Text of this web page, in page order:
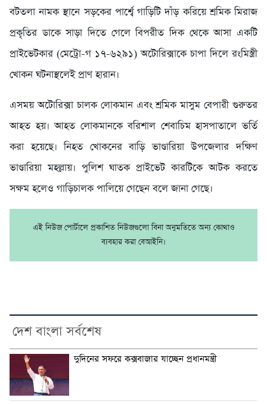
বটতলা নামক স্থানে সড়কের পার্শ্বে গাড়িটি দাঁড় করিয়ে শ্রমিক মিরাজ
প্রকৃতির ডাকে সাড়া দিতে গেলে বিপরীত দিক থেকে আসা একটি
প্রাইভেটকার (মেট্রো-গ ১৭-৬২৯১) অটোরিক্সাকে চাপা দিলে রংমিস্ত্রী
খোকন ঘটনাস্থলেই প্রাণ হারান।
এসময় অটোরিক্সা চালক লোকমান এবং শ্রমিক মাসুম বেপারী গুরুতর
আহত হয়। আহত লোকমানকে বরিশাল শেবাচিম হাসপাতালে ভর্তি
করা হয়েছে। নিহত খোকনের বাড়ি ভাণ্ডারিয়া উপজেলার দক্ষিণ
ভাণ্ডারিয়া মহল্লায়। পুলিশ ঘাতক প্রাইভেট কারটিকে আটক করতে
সক্ষম হলেও গাড়িচালক পালিয়ে গেছেন বলে জানা গেছে।
এই নিউজ পোর্টালে প্রকাশিত নিউজগুলো বিনা অনুমতিতে অন্য কোথাও
ব্যবহার করা বেআইনি।
দেশ বাংলা সর্বশেষ
দুদিনের সফরে কক্সবাজার যাচ্ছেন প্রধানমন্ত্রী